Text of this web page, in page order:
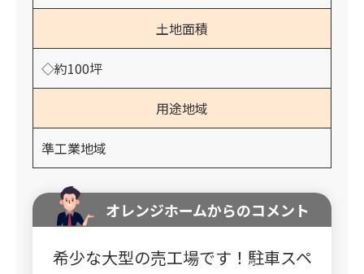
土地面積
◇約100坪
用途地域
準工業地域
オレンジホームからのコメント
希少な大型の売工場です！駐車スペ